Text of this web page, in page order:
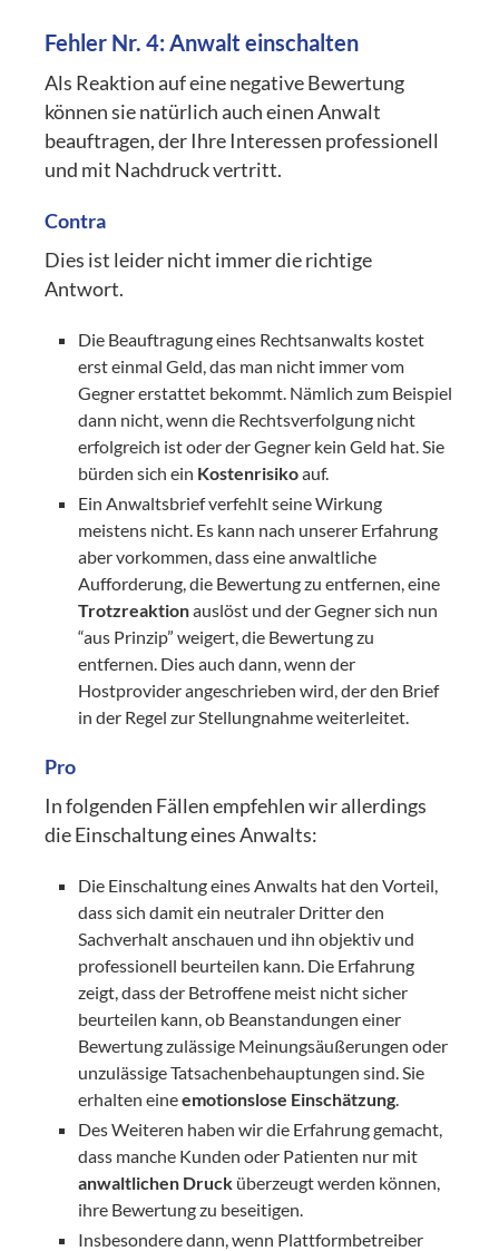
Fehler Nr. 4: Anwalt einschalten
Als Reaktion auf eine negative Bewertung
können sie natürlich auch einen Anwalt
beauftragen, der Ihre Interessen professionell
und mit Nachdruck vertritt.
Contra
Dies ist leider nicht immer die richtige
Antwort.
Die Beauftragung eines Rechtsanwalts kostet
erst einmal Geld, das man nicht immer vom
Gegner erstattet bekommt. Nämlich zum Beispiel
dann nicht, wenn die Rechtsverfolgung nicht
erfolgreich ist oder der Gegner kein Geld hat. Sie
bürden sich ein Kostenrisikoauf.
Ein Anwaltsbrief verfehlt seine Wirkung
meistens nicht. Es kann nach unserer Erfahrung
aber vorkommen, dass eine anwaltliche
Aufforderung, die Bewertung zu entfernen, eine
Trotzreaktionauslöst und der Gegner sich nun
“aus Prinzip” weigert, die Bewertung zu
entfernen. Dies auch dann, wenn der
Hostprovider angeschrieben wird, der den Brief
in der Regel zur Stellungnahme weiterleitet.
Pro
In folgenden Fällen empfehlen wir allerdings
die Einschaltung eines Anwalts:
Die Einschaltung eines Anwalts hat den Vorteil,
dass sich damit ein neutraler Dritter den
Sachverhalt anschauen und ihn objektiv und
professionell beurteilen kann. Die Erfahrung
zeigt, dass der Betroffene meist nicht sicher
beurteilen kann, ob Beanstandungen einer
Bewertung zulässige Meinungsäußerungen oder
unzulässige Tatsachenbehauptungen sind. Sie
erhalten eineemotionslose Einschätzung
Des Weiteren haben wir die Erfahrung gemacht,
dass manche Kunden oder Patienten nur mit
anwaltlichen Druck überzeugt werden können,
ihre Bewertung zu beseitigen.
Insbesondere dann, wenn Plattformbetreiber